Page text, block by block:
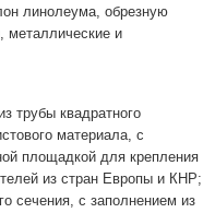
линолеума, обрезную
металлические и
трубы квадратного
материала, с
площадкой для крепления
из стран Европы и КНР;
сечения, с заполнением из